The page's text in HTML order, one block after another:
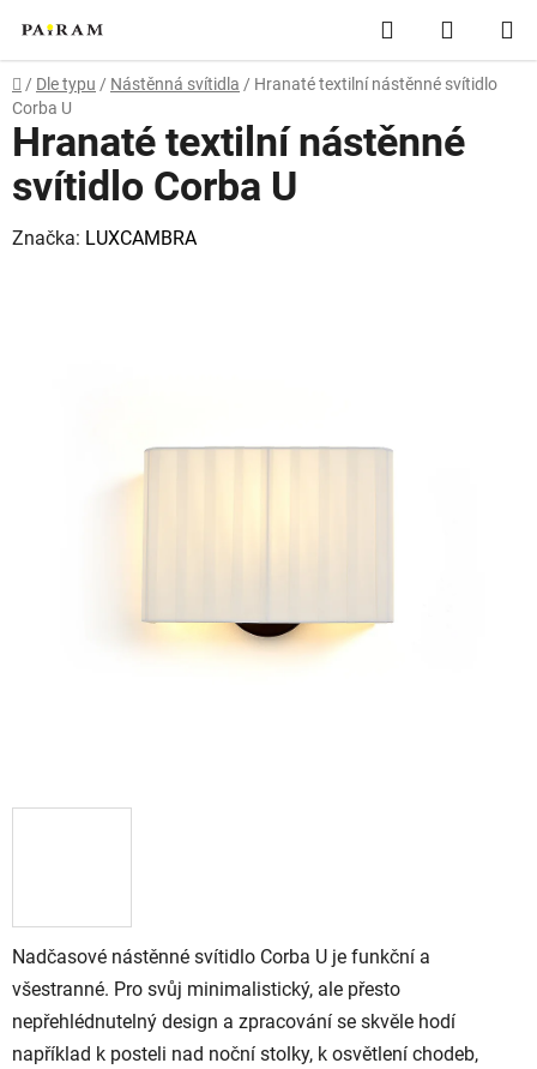
obsah
Hledat
KOŠÍK
Domů
/ Dle typu / Nástěnná svítidla / Hranaté textilní nástěnné svítidlo
Corba U
Nadčasové nástěnné svítidlo Corba U je funkční a
všestranné. Pro svůj minimalistický, ale přesto
nepřehlédnutelný design a zpracování se skvěle hodí
například k posteli nad noční stolky, k osvětlení chodeb,
Hranaté textilní nástěnné
svítidlo Corba U
Značka: LUXCAMBRA